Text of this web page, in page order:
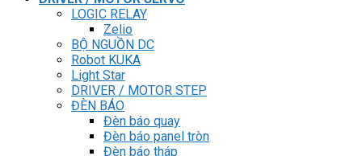
LOGIC RELAY
Zelio
BỘ NGUỒN DC
Robot KUKA
Light Star
DRIVER / MOTOR STEP
ĐÈN BÁO
Đèn báo quay
Đèn báo panel tròn
Đèn báo tháp